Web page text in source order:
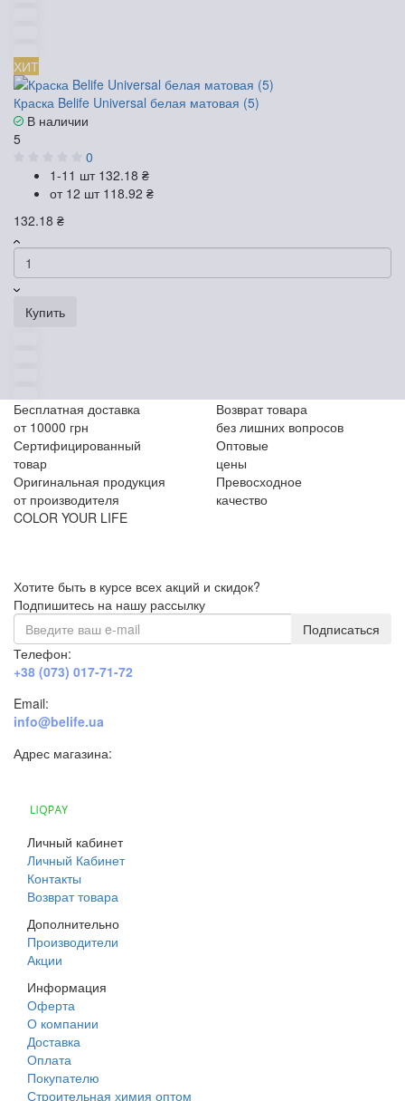
ХИТ
Краска Belife Universal белая матовая (5)
В наличии
5
0
1-11 шт 132.18 ₴
от 12 шт 118.92 ₴
132.18 ₴
Купить
Бесплатная доставка
от 10000 грн
Возврат товара
без лишних вопросов
Сертифицированный
товар
Оптовые
цены
Оригинальная продукция
от производителя
Превосходное
качество
COLOR YOUR LIFE
Хотите быть в курсе всех акций и скидок?
Подпишитесь на нашу рассылку
Подписаться
Телефон:
+38 (073) 017-71-72
Email:
info@belife.ua
Адрес магазина:
Личный кабинет
Личный Кабинет
Контакты
Возврат товара
Дополнительно
Производители
Акции
Информация
Оферта
О компании
Доставка
Оплата
Покупателю
Строительная химия оптом